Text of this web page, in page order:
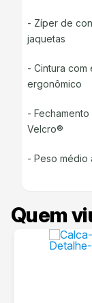
- Zíper de
jaquetas
- Cintura com
ergonômico
-
Velcro®
- Peso médio
Quem